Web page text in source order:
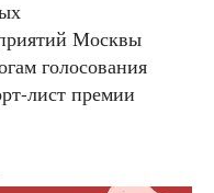
Москвы
голосования
лист премии